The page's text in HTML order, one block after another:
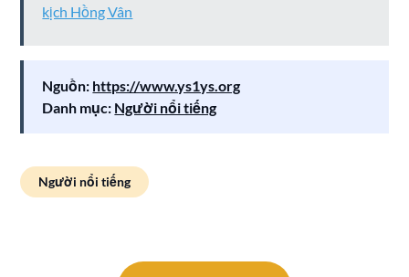
kịch Hồng Vân
Nguồn: https://www.ys1ys.org
Danh mục: Người nổi tiếng
Người nổi tiếng